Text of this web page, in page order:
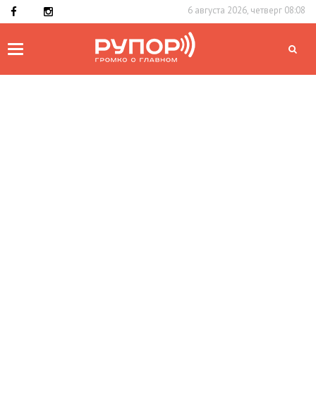
6 августа 2026, четверг 08:08
Toggle